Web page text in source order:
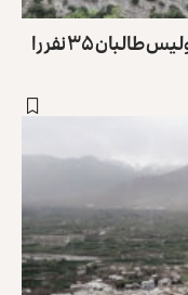
درگیری بر سر تقسیم جنگل در کاپیسا؛ پولیس طالبان ۳۵ نفر را